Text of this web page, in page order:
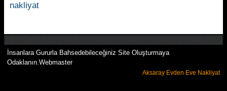
nakliyat
İnsanlara Gururla Bahsedebileceğiniz Site Oluşturmaya
Odaklanın.Webmaster
Aksaray Evden Eve Nakliyat